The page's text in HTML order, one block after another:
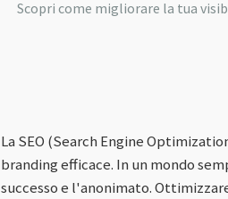
Scopri come migliorare la tua
La SEO (Search Engine
branding efficace. In un mondo
successo e l'anonimato.